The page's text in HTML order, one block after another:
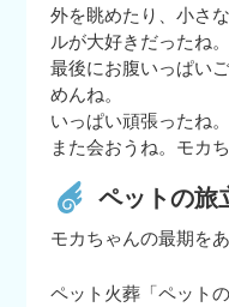
外を眺めたり、小さ
ルが大好きだったね。
最後にお腹いっぱい
めんね。
いっぱい頑張ったね。
また会おうね。モカ
ペットの旅
モカちゃんの最期を
ペット火葬「ペットの